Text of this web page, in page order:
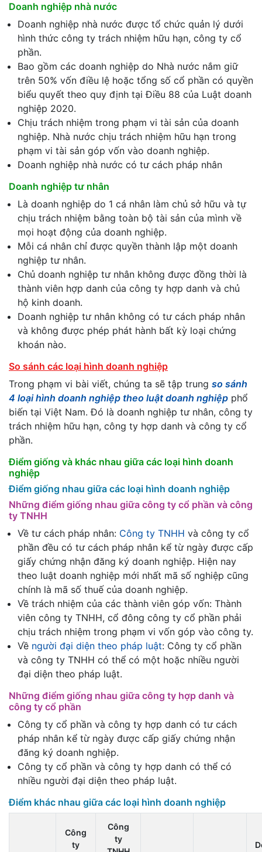
Doanh nghiệp nhà nước
Doanh nghiệp nhà nước được tổ chức quản lý dưới
hình thức công ty trách nhiệm hữu hạn, công ty cổ
phần.
Bao gồm các doanh nghiệp do Nhà nước nắm giữ
trên 50% vốn điều lệ hoặc tổng số cổ phần có quyền
biểu quyết theo quy định tại Điều 88 của Luật doanh
nghiệp 2020.
Chịu trách nhiệm trong phạm vi tài sản của doanh
nghiệp. Nhà nước chịu trách nhiệm hữu hạn trong
phạm vi tài sản góp vốn vào doanh nghiệp.
Doanh nghiệp nhà nước có tư cách pháp nhân
Doanh nghiệp tư nhân
Là doanh nghiệp do 1 cá nhân làm chủ sở hữu và tự
chịu trách nhiệm bằng toàn bộ tài sản của mình về
mọi hoạt động của doanh nghiệp.
Mỗi cá nhân chỉ được quyền thành lập một doanh
nghiệp tư nhân.
Chủ doanh nghiệp tư nhân không được đồng thời là
thành viên hợp danh của công ty hợp danh và chủ
hộ kinh doanh.
Doanh nghiệp tư nhân không có tư cách pháp nhân
và không được phép phát hành bất kỳ loại chứng
khoán nào.
So sánh các loại hình doanh nghiệp
Trong phạm vi bài viết, chúng ta sẽ tập trung so sánh
4 loại hình doanh nghiệp theo luật doanh nghiệp phổ
biến tại Việt Nam. Đó là doanh nghiệp tư nhân, công ty
trách nhiệm hữu hạn, công ty hợp danh và công ty cổ
phần.
Điểm giống và khác nhau giữa các loại hình doanh
nghiệp
Điểm giống nhau giữa các loại hình doanh nghiệp
Những điểm giống nhau giữa công ty cổ phần và công
ty TNHH
Về tư cách pháp nhân: Công ty TNHH và công ty cổ
phần đều có tư cách pháp nhân kể từ ngày được cấp
giấy chứng nhận đăng ký doanh nghiệp. Hiện nay
theo luật doanh nghiệp mới nhất mã số nghiệp cũng
chính là mã số thuế của doanh nghiệp.
Về trách nhiệm của các thành viên góp vốn: Thành
viên công ty TNHH, cổ đông công ty cổ phần phải
chịu trách nhiệm trong phạm vi vốn góp vào công ty.
Về người đại diện theo pháp luật: Công ty cổ phần
và công ty TNHH có thể có một hoặc nhiều người
đại diện theo pháp luật.
Những điểm giống nhau giữa công ty hợp danh và
công ty cổ phần
Công ty cổ phần và công ty hợp danh có tư cách
pháp nhân kể từ ngày được cấp giấy chứng nhận
đăng ký doanh nghiệp.
Công ty cổ phần và công ty hợp danh có thể có
nhiều người đại diện theo pháp luật.
Điểm khác nhau giữa các loại hình doanh nghiệp
Công
ty
Công
ty